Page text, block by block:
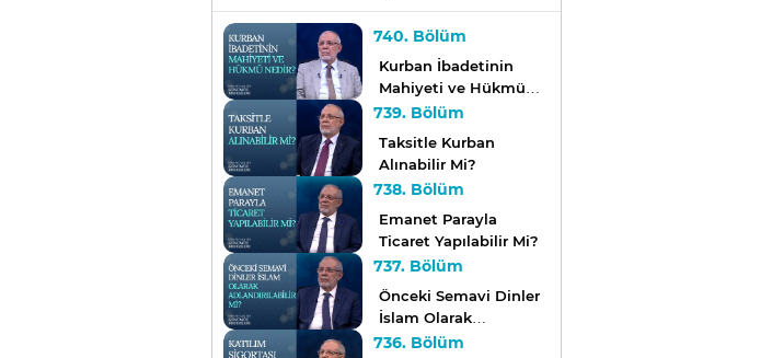
740. Bölüm
Kurban İbadetinin
Mahiyeti ve Hükmü
Nedir?
739. Bölüm
Taksitle Kurban
Alınabilir Mi?
738. Bölüm
Emanet Parayla
Ticaret Yapılabilir Mi?
737. Bölüm
Önceki Semavi Dinler
İslam Olarak
Adlandırılabilir Mi?
736. Bölüm